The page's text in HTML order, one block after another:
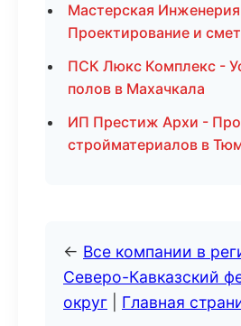
Мастерская
Проектирование и
ПСК Люкс Комплекс -
полов в Махачкала
ИП Престиж Архи -
стройматериалов в
← Все компании в
Северо-Кавказский
округ
Главная